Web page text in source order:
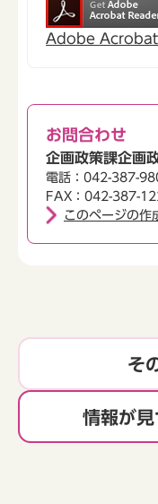
Adobe Acrobat
お問合わせ
企画政策課企画
電話：042-387-
FAX：042-387-
このページの作
そ
情報が